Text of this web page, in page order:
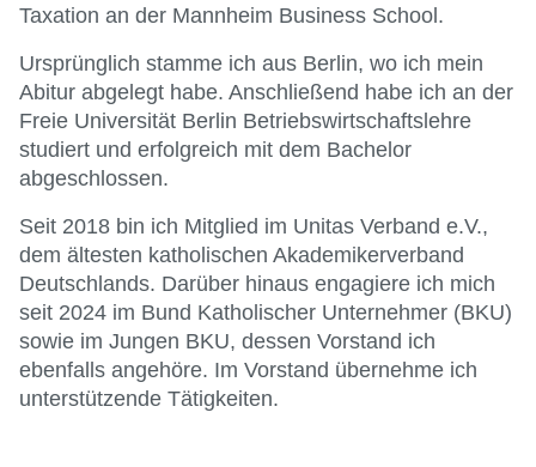
Taxation an der Mannheim Business School.
Ursprünglich stamme ich aus Berlin, wo ich mein
Abitur abgelegt habe. Anschließend habe ich an der
Freie Universität Berlin Betriebswirtschaftslehre
studiert und erfolgreich mit dem Bachelor
abgeschlossen.
Seit 2018 bin ich Mitglied im Unitas Verband e.V.,
dem ältesten katholischen Akademikerverband
Deutschlands. Darüber hinaus engagiere ich mich
seit 2024 im Bund Katholischer Unternehmer (BKU)
sowie im Jungen BKU, dessen Vorstand ich
ebenfalls angehöre. Im Vorstand übernehme ich
unterstützende Tätigkeiten.